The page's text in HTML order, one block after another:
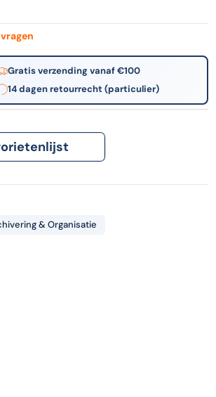
Gratis verzending vanaf €100
14 dagen retourrecht (particulier)
& Organisatie